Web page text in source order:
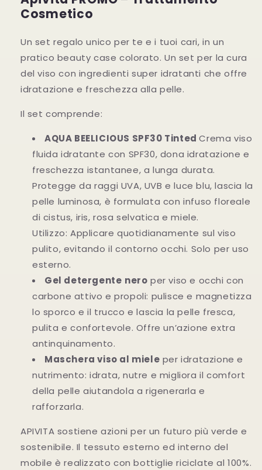
+
+
Cosmetico
Un set regalo unico per te e i tuoi cari, in un
pratico beauty case colorato. Un set per la cura
del viso con ingredienti super idratanti che offre
idratazione e freschezza alla pelle.
Il set comprende:
AQUA BEELICIOUS SPF30 TintedCrema viso
fluida idratante con SPF30, dona idratazione e
freschezza istantanee, a lunga durata.
Protegge da raggi UVA, UVB e luce blu, lascia la
pelle luminosa, è formulata con infuso floreale
di cistus, iris, rosa selvatica e miele.
Utilizzo: Applicare quotidianamente sul viso
pulito, evitando il contorno occhi. Solo per uso
esterno.
Gel detergente nero per viso e occhi con
carbone attivo e propoli: pulisce e magnetizza
lo sporco e il trucco e lascia la pelle fresca,
pulita e confortevole. Offre un’azione extra
antinquinamento.
Maschera viso al miele per idratazione e
nutrimento: idrata, nutre e migliora il comfort
della pelle aiutandola a rigenerarla e
rafforzarla.
APIVITA sostiene azioni per un futuro più verde e
sostenibile. Il tessuto esterno ed interno del
mobile è realizzato con bottiglie riciclate al 100%.